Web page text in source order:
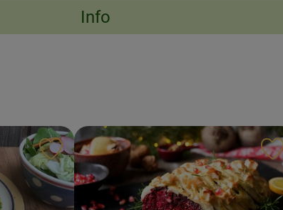
Info
Rezept zu Favouriten hinzufügen